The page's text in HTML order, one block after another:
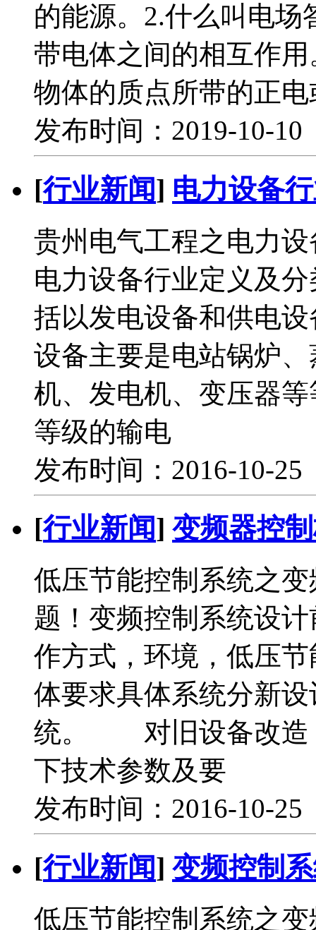
的能源。2.什么叫电
带电体之间的相互作
物体的质点所带的正
发布时间：2019-10-
[行业新闻] 电力设备
贵州电气工程之电力
电力设备行业定义及
括以发电设备和供电
设备主要是电站锅炉
机、发电机、变压器
等级的输电
发布时间：2016-10-
[行业新闻] 变频器控
低压节能控制系统之
题！变频控制系统设
作方式，环境，低压
体要求具体系统分新
统。 对旧设备改造
下技术参数及要
发布时间：2016-10-
[行业新闻] 变频控制
低压节能控制系统之